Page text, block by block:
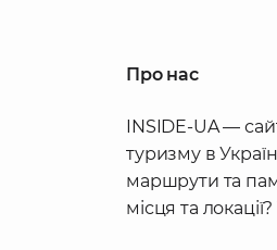
Про нас
INSIDE-UA —
туризму в
маршрути та
місця та